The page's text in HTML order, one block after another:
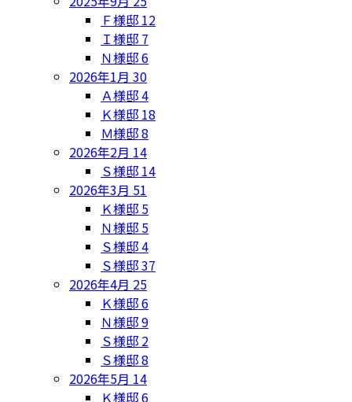
Ｆ様邸 12
Ｉ様邸 7
Ｎ様邸6
2026年1月 30
Ａ様邸4
Ｋ様邸 18
Ｍ様邸8
2026年2月 14
Ｓ様邸 14
2026年3月 51
Ｋ様邸 5
Ｎ様邸 5
Ｓ様邸4
Ｓ様邸37
2026年4月 25
Ｋ様邸6
Ｎ様邸9
Ｓ様邸 2
Ｓ様邸8
2026年5月 14
Ｋ様邸6